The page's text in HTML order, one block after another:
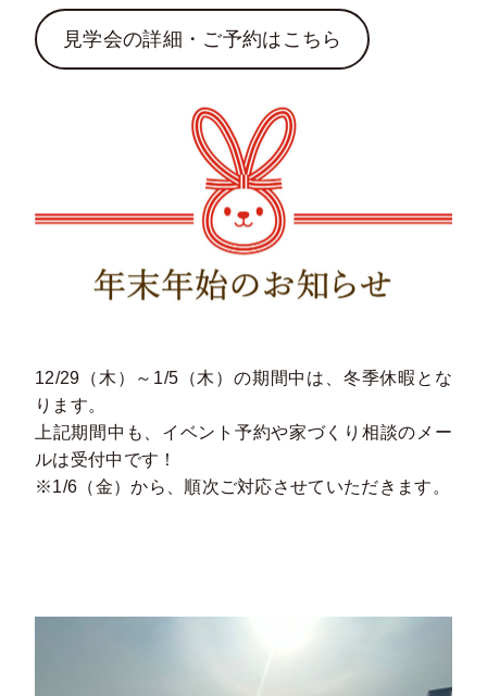
見学会の詳細・ご予約はこちら
12/29（木）～1/5（木）の期間中は、冬季休暇とな
ります。
上記期間中も、イベント予約や家づくり相談のメー
ルは受付中です！
※1/6（金）から、順次ご対応させていただきます。